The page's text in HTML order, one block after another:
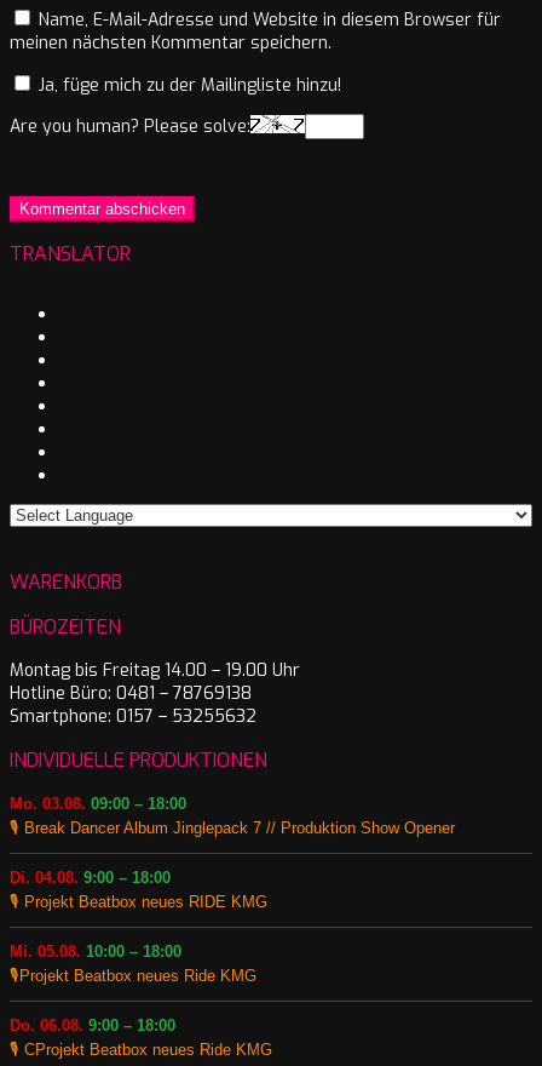
Name, E-Mail-Adresse und Website in diesem Browser für
meinen nächsten Kommentar speichern.
Ja, füge mich zu der Mailingliste hinzu!
Are you human? Please solve:
TRANSLATOR
WARENKORB
BÜROZEITEN
Montag bis Freitag 14.00 – 19.00 Uhr
Hotline Büro: 0481 – 78769138
Smartphone: 0157 – 53255632
INDIVIDUELLE PRODUKTIONEN
Mo. 03.08. 09:00 – 18:00
🎙️ Break Dancer Album Jinglepack 7 // Produktion Show Opener
Di. 04.08. 9:00 – 18:00
🎙️ Projekt Beatbox neues RIDE KMG
Mi. 05.08. 10:00 – 18:00
🎙️Projekt Beatbox neues Ride KMG
Do. 06.08. 9:00 – 18:00
🎙️ CProjekt Beatbox neues Ride KMG